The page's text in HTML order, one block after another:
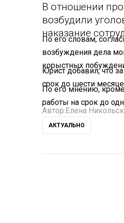
В отношении
возбудили
наказание
По его словам,
возбуждения дела
корыстных
Юрист добавил, что
срок до шести
По его мнению,
работы на срок до
Автор: Елена
АКТУАЛЬНО